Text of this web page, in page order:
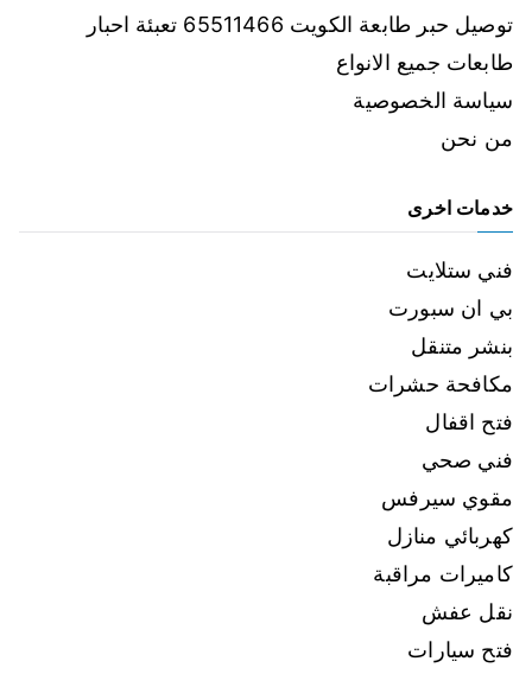
توصيل حبر طابعة الكويت 65511466 تعبئة احبار
طابعات جميع الانواع
سياسة الخصوصية
من نحن
خدمات اخرى
فني ستلايت
بي ان سبورت
بنشر متنقل
مكافحة حشرات
فتح اقفال
فني صحي
مقوي سيرفس
كهربائي منازل
كاميرات مراقبة
نقل عفش
فتح سيارات